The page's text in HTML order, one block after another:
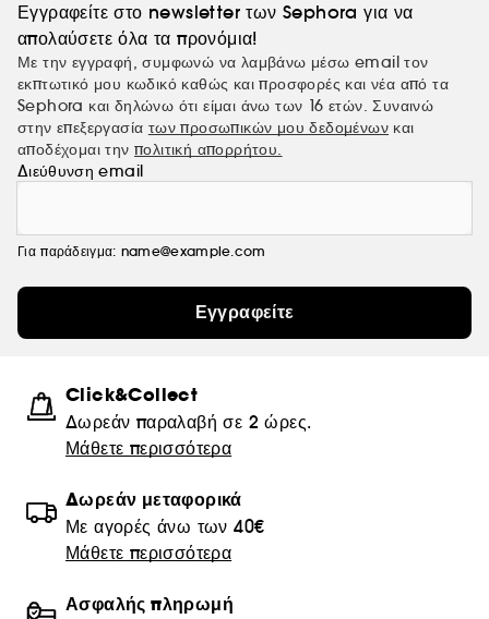
Εγγραφείτε στο newsletter των Sephora για να
απολαύσετε όλα τα προνόμια!
Με την εγγραφή, συμφωνώ να λαμβάνω μέσω email τον
εκπτωτικό μου κωδικό καθώς και προσφορές και νέα από τα
Sephora και δηλώνω ότι είμαι άνω των 16 ετών. Συναινώ
στην επεξεργασία των προσωπικών μου δεδομένων και
αποδέχομαι την πολιτική απορρήτου.
Διεύθυνση email
Για παράδειγμα: name@example.com
Εγγραφείτε
Click&Collect
Δωρεάν παραλαβή σε 2 ώρες.
Μάθετε περισσότερα
Δωρεάν μεταφορικά
Με αγορές άνω των 40€
Μάθετε περισσότερα
Ασφαλής πληρωμή